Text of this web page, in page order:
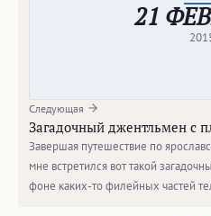
21
Следующая
Загадочный джентльмен с
Завершая путешествие по
мне встретился вот такой
фоне каких-то филейных частей